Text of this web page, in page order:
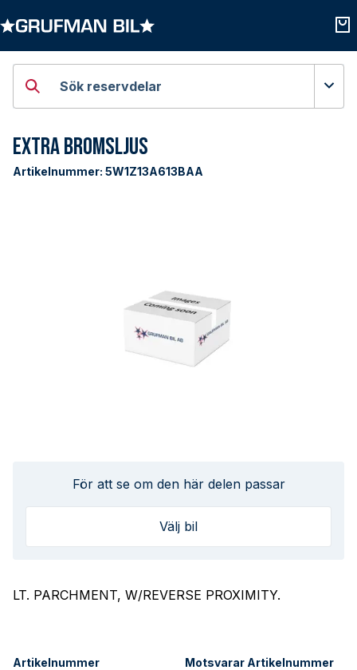
Sök reservdelar
Extra Bromsljus
Artikelnummer: 5W1Z13A613BAA
För att se om den här delen passar
Välj bil
LT. PARCHMENT, W/REVERSE PROXIMITY.
Artikelnummer
Motsvarar Artikelnummer